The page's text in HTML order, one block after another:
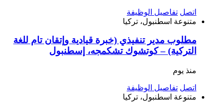
اتصل تفاصيل الوظيفة
متنوعة اسطنبول، تركيا
مطلوب مدير تنفيذي (خبرة قيادية وإتقان تام للغة
التركية) – كوتشوك تشكمجه، إسطنبول
منذ يوم
اتصل تفاصيل الوظيفة
متنوعة اسطنبول، تركيا